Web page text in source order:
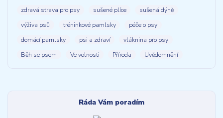
zdravá strava pro psy
sušené plíce
sušená dýně
výživa psů
tréninkové pamlsky
péče o psy
domácí pamlsky
psi a zdraví
vláknina pro psy
Běh se psem
Ve volnosti Příroda Uvědomnění
Ráda Vám poradím